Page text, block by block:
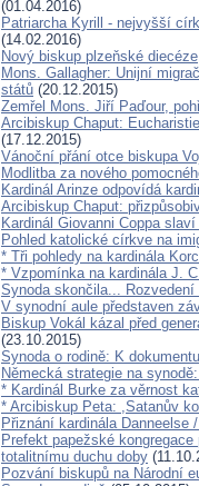
(01.04.2016)
Patriarcha Kyrill - nejvyšší
(14.02.2016)
Nový biskup plzeňské diecéze
Mons. Gallagher: Unijní
států (20.12.2015)
Zemřel Mons. Jiří Paďour,
Arcibiskup Chaput:
(17.12.2015)
Vánoční přání otce biskupa
Modlitba za nového
Kardinál Arinze odpovídá
Arcibiskup Chaput:
Kardinál Giovanni Coppa
Pohled katolické církve na
* Tři pohledy na kardinála
* Vzpomínka na kardinála J.
Synoda skončila...
V synodní aule představen
Biskup Vokál kázal před
(23.10.2015)
Synoda o rodině: K
Německá strategie na
* Kardinál Burke za věrnost
* Arcibiskup Peta: ,Satanův
Přiznání kardinála Danneelse
Prefekt papežské
totalitnímu duchu doby
Pozvání biskupů na Národní